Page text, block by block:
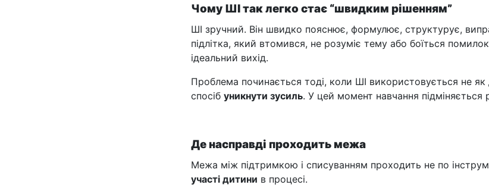
Чому ШІ так легко стає “швидким рішенням”
ШІ зручний. Він швидко пояснює, формулює, структурує,
підлітка, який втомився, не розуміє тему або боїться
ідеальний вихід.
Проблема починається тоді, коли ШІ використовується не
спосібуникнути зусиль. У цей момент навчання підміняється
Де насправді проходить межа
Межа між підтримкою і списуванням проходить не по
участі дитини в процесі.